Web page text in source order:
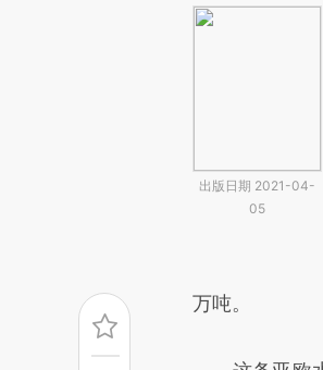
出版日期 2021-04-
05
万吨。